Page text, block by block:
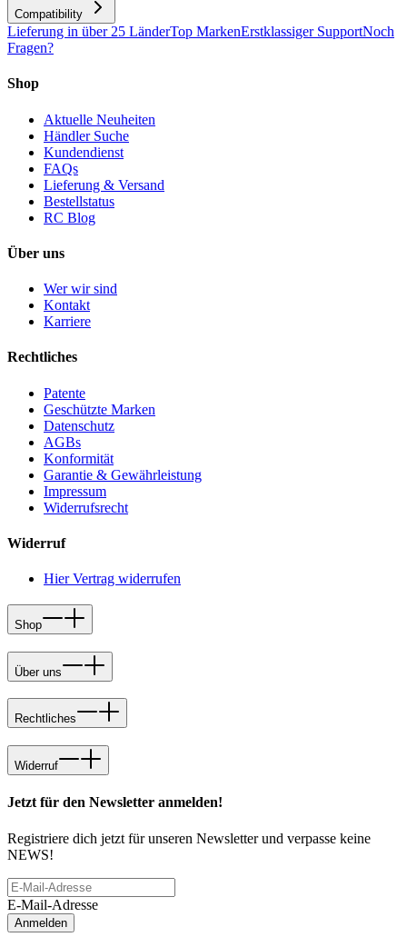
Compatibility
Lieferung in über 25 LänderTop MarkenErstklassiger SupportNoch
Fragen?
Shop
Aktuelle Neuheiten
Händler Suche
Kundendienst
FAQs
Lieferung & Versand
Bestellstatus
RC Blog
Über uns
Wer wir sind
Kontakt
Karriere
Rechtliches
Patente
Geschützte Marken
Datenschutz
AGBs
Konformität
Garantie & Gewährleistung
Impressum
Widerrufsrecht
Widerruf
Hier Vertrag widerrufen
Shop
Über uns
Rechtliches
Widerruf
Jetzt für den Newsletter anmelden!
Registriere dich jetzt für unseren Newsletter und verpasse keine
NEWS!
E-Mail-Adresse
Anmelden